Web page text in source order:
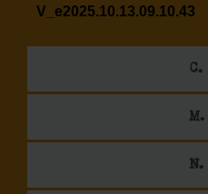
C.
M.
N.
V_e2025.10.13.09.10.43